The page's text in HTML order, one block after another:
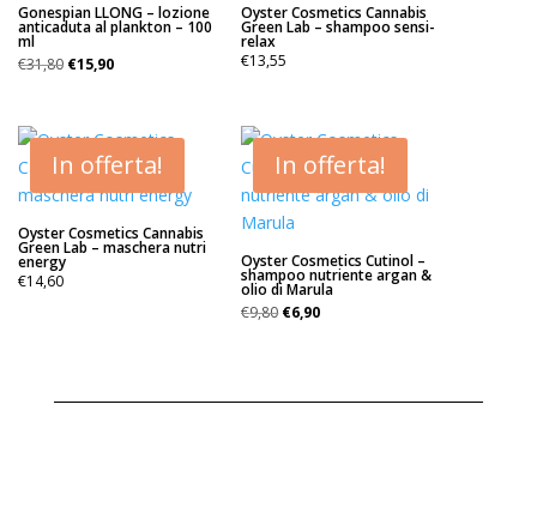
Gonespian LLONG – lozione
anticaduta al plankton – 100
ml
€31,80 Il
era:
€31,80.
€15,90Il
€15,90.
Oyster Cosmetics Cannabis
Green Lab – shampoo sensi-
relax
€13,55
In offerta!
Oyster Cosmetics Cannabis
Green Lab – maschera nutri
energy
€14,60
In offerta!
Oyster Cosmetics Cutinol –
shampoo nutriente argan &
olio di Marula
€9,80 Il
€9,80.
€6,90Il
€6,90.